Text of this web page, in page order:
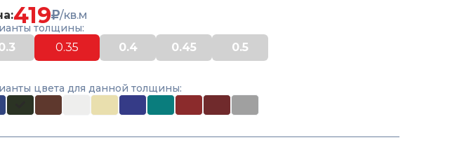
419 /кв.м
толщины:
0.35 0.4 0.45 0.5
цвета для данной толщины: